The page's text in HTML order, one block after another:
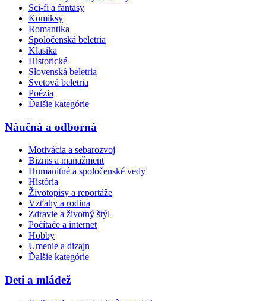
Sci-fi a fantasy
Komiksy
Romantika
Spoločenská beletria
Klasika
Historické
Slovenská beletria
Svetová beletria
Poézia
Ďalšie kategórie
Náučná a odborná
Motivácia a sebarozvoj
Biznis a manažment
Humanitné a spoločenské vedy
História
Životopisy a reportáže
Vzťahy a rodina
Zdravie a životný štýl
Počítače a internet
Hobby
Umenie a dizajn
Ďalšie kategórie
Deti a mládež